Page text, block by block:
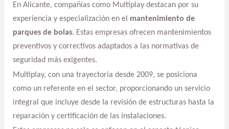
En Alicante, compañías como Multiplay destacan por su
experiencia y especialización en el mantenimiento de
parques de bolas. Estas empresas ofrecen mantenimientos
preventivos y correctivos adaptados a las normativas de
seguridad más exigentes.
Multiplay, con una trayectoria desde 2009, se posiciona
como un referente en el sector, proporcionando un servicio
integral que incluye desde la revisión de estructuras hasta la
reparación y certificación de las instalaciones.